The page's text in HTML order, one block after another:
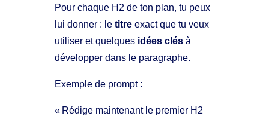
Pour chaque H2 de ton plan, tu peux
lui donner : letitre exact que tu veux
utiliser et quelques idées clés à
développer dans le paragraphe.
Exemple de prompt :
« Rédige maintenant le premier H2